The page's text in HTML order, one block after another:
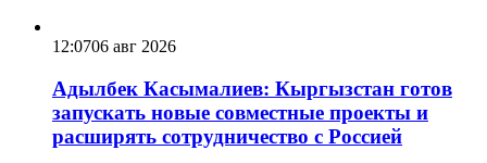
12:0706 авг 2026
Адылбек Касымалиев: Кыргызстан готов
запускать новые совместные проекты и
расширять сотрудничество с Россией